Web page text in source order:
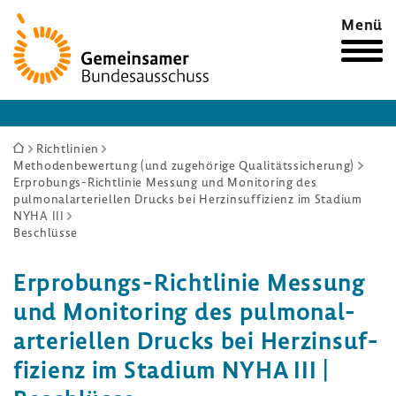
Zur
Startseite
Menü
Sie
sind
hier:
Richtlinien
Methodenbewertung (und zugehörige Qualitätssicherung)
Erprobungs-Richtlinie Messung und Monitoring des
pulmonalarteriellen Drucks bei Herzinsuffizienz im Stadium
NYHA III
Beschlüsse
Erprobungs-​Richtlinie Messung
und Moni­to­ring des pulmo­nal­
arte­ri­ellen Drucks bei Herz­in­suf­
fi­zienz im Stadium NYHA III |